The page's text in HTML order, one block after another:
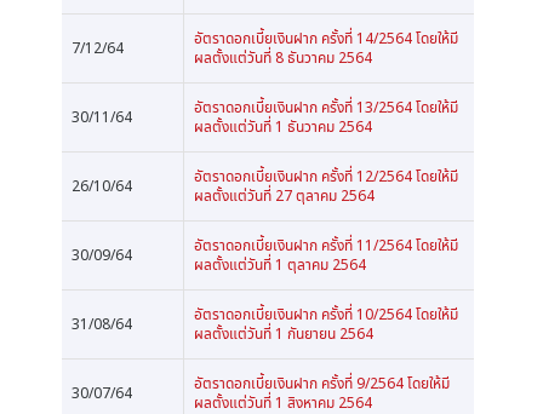
7/12/64
อัตราดอกเบี้ยเงินฝาก ครั้งที่ 14/2564 โดยให้มี
ผลตั้งแต่วันที่ 8 ธันวาคม 2564
30/11/64
อัตราดอกเบี้ยเงินฝาก ครั้งที่ 13/2564 โดยให้มี
ผลตั้งแต่วันที่ 1 ธันวาคม 2564
26/10/64
อัตราดอกเบี้ยเงินฝาก ครั้งที่ 12/2564 โดยให้มี
ผลตั้งแต่วันที่ 27 ตุลาคม 2564
30/09/64
อัตราดอกเบี้ยเงินฝาก ครั้งที่ 11/2564 โดยให้มี
ผลตั้งแต่วันที่ 1 ตุลาคม 2564
31/08/64
อัตราดอกเบี้ยเงินฝาก ครั้งที่ 10/2564 โดยให้มี
ผลตั้งแต่วันที่ 1 กันยายน 2564
30/07/64
อัตราดอกเบี้ยเงินฝาก ครั้งที่ 9/2564 โดยให้มี
ผลตั้งแต่วันที่ 1 สิงหาคม 2564